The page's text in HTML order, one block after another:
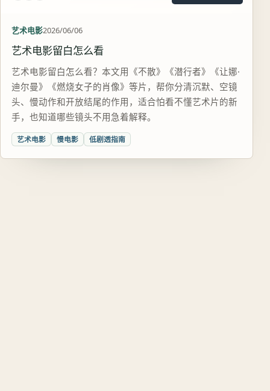
艺术电影2026/06/06
艺术电影留白怎么看
艺术电影留白怎么看？本文用《不散》《潜行者》《让娜·
迪尔曼》《燃烧女子的肖像》等片，帮你分清沉默、空镜
头、慢动作和开放结尾的作用，适合怕看不懂艺术片的新
手，也知道哪些镜头不用急着解释。
艺术电影 慢电影 低剧透指南